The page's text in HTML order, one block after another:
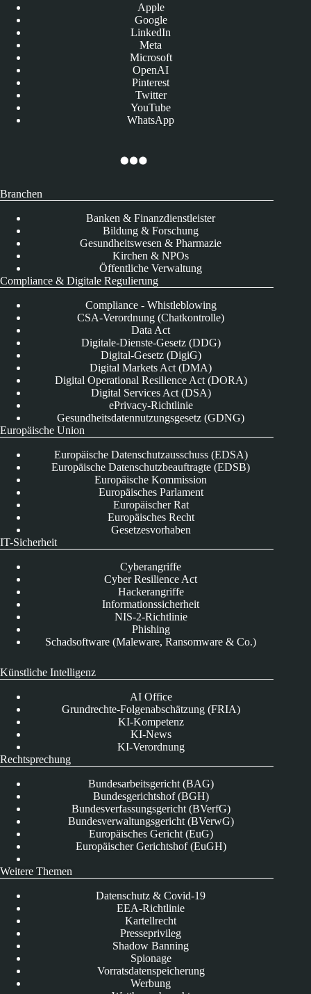
Apple
Google
LinkedIn
Meta
Microsoft
OpenAI
Pinterest
Twitter
YouTube
WhatsApp
Branchen
Banken & Finanzdienstleister
Bildung & Forschung
Gesundheitswesen & Pharmazie
Kirchen & NPOs
Öffentliche Verwaltung
Compliance & Digitale Regulierung
Compliance - Whistleblowing
CSA-Verordnung (Chatkontrolle)
Data Act
Digitale-Dienste-Gesetz (DDG)
Digital-Gesetz (DigiG)
Digital Markets Act (DMA)
Digital Operational Resilience Act (DORA)
Digital Services Act (DSA)
ePrivacy-Richtlinie
Gesundheitsdatennutzungsgesetz (GDNG)
Europäische Union
Europäische Datenschutzausschuss (EDSA)
Europäische Datenschutzbeauftragte (EDSB)
Europäische Kommission
Europäisches Parlament
Europäischer Rat
Europäisches Recht
Gesetzesvorhaben
IT-Sicherheit
Cyberangriffe
Cyber Resilience Act
Hackerangriffe
Informationssicherheit
NIS-2-Richtlinie
Phishing
Schadsoftware (Maleware, Ransomware & Co.)
Künstliche Intelligenz
AI Office
Grundrechte-Folgenabschätzung (FRIA)
KI-Kompetenz
KI-News
KI-Verordnung
Rechtsprechung
Bundesarbeitsgericht (BAG)
Bundesgerichtshof (BGH)
Bundesverfassungsgericht (BVerfG)
Bundesverwaltungsgericht (BVerwG)
Europäisches Gericht (EuG)
Europäischer Gerichtshof (EuGH)
Weitere Themen
Datenschutz & Covid-19
EEA-Richtlinie
Kartellrecht
Presseprivileg
Shadow Banning
Spionage
Vorratsdatenspeicherung
Werbung